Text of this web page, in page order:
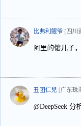
比弗利鲲爷 [四川
阿里的傻儿子
丑团仁兒 [广东珠
@DeepSeek 分